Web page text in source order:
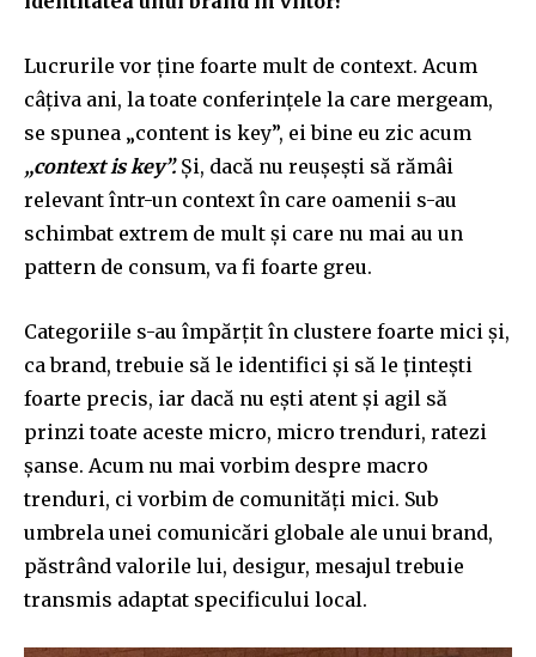
Lucrurile vor ține foarte mult de context. Acum
câțiva ani, la toate conferințele la care mergeam,
se spunea „content is key”, ei bine eu zic acum
„context is key”.Și, dacă nu reușești să rămâi
relevant într-un context în care oamenii s-au
schimbat extrem de mult și care nu mai au un
pattern de consum, va fi foarte greu.
Categoriile s-au împărțit în clustere foarte mici și,
ca brand, trebuie să le identifici și să le țintești
foarte precis, iar dacă nu ești atent și agil să
prinzi toate aceste micro, micro trenduri, ratezi
șanse. Acum nu mai vorbim despre macro
trenduri, ci vorbim de comunități mici. Sub
umbrela unei comunicări globale ale unui brand,
păstrând valorile lui, desigur, mesajul trebuie
transmis adaptat specificului local.